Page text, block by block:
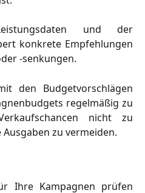
und der
konkrete Empfehlungen
-senkungen.
den Budgetvorschlägen
regelmäßig zu
nicht zu
zu vermeiden.
Ihre Kampagnen prüfen